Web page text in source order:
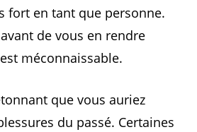
fort en tant que personne.
de vous en rendre
méconnaissable.
que vous auriez
du passé. Certaines